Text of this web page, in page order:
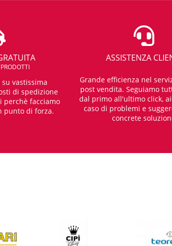
vastissima
di spedizione
perchè facciamo
punto di forza.
ASSISTENZA
Grande efficienza nel
post vendita. Seguiamo
dal primo all'ultimo click,
caso di problemi e
concrete